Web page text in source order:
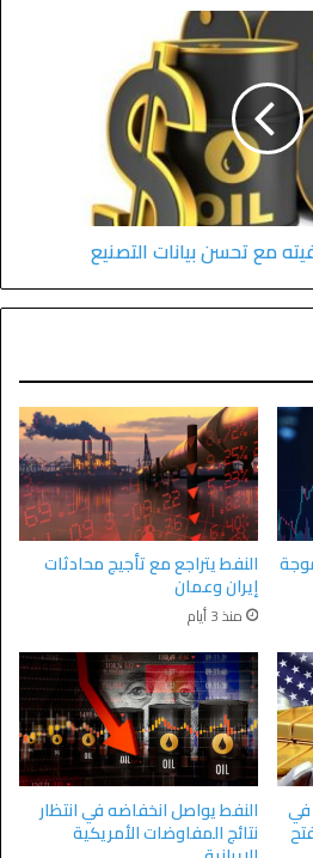
مع تحسن بيانات التصنيع
النفط يتراجع مع تأجيج محادثات
إيران وعمان
منذ 3 أيام
في النفط يواصل انخفاضه في انتظار
نتائج المفاوضات الأمريكية